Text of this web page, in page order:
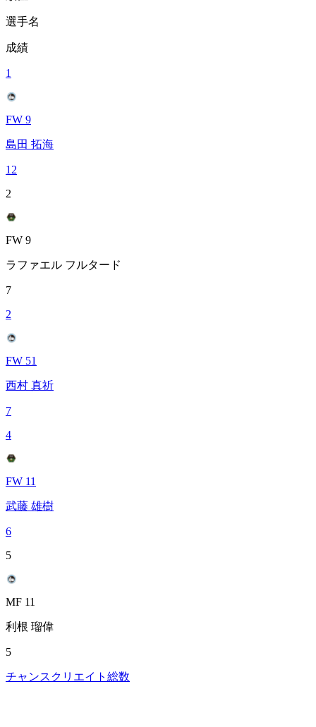
選手名
成績
1
FW 9
島田 拓海
12
2
FW 9
ラファエル フルタード
7
2
FW 51
西村 真祈
7
4
FW 11
武藤 雄樹
6
5
MF 11
利根 瑠偉
5
チャンスクリエイト総数